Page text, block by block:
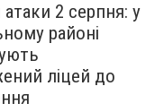
атаки 2 серпня: у
районі
ліцей до